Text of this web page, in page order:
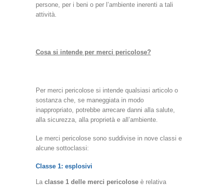
persone, per i beni o per l’ambiente inerenti a tali
attività.
Cosa si intende per merci pericolose?
Per merci pericolose si intende qualsiasi articolo o
sostanza che, se maneggiata in modo
inappropriato, potrebbe arrecare danni alla salute,
alla sicurezza, alla proprietà e all’ambiente.
Le merci pericolose sono suddivise in nove classi e
alcune sottoclassi:
Classe 1: esplosivi
La classe 1 delle merci pericoloseè relativa